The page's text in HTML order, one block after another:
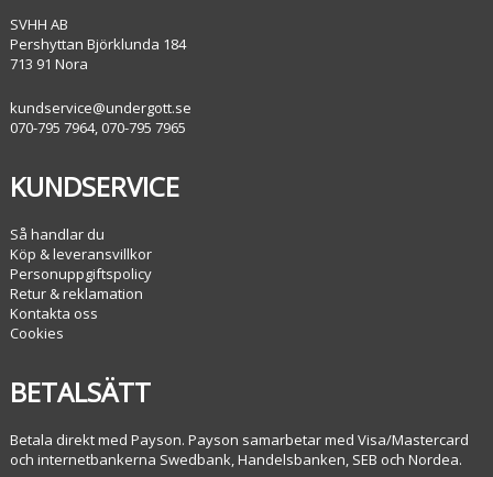
SVHH AB
Pershyttan Björklunda 184
713 91 Nora
kundservice@undergott.se
070-795 7964, 070-795 7965
KUNDSERVICE
Så handlar du
Köp & leveransvillkor
Personuppgiftspolicy
Retur & reklamation
Kontakta oss
Cookies
BETALSÄTT
Betala direkt med Payson. Payson samarbetar med Visa/Mastercard
och internetbankerna Swedbank, Handelsbanken, SEB och Nordea.